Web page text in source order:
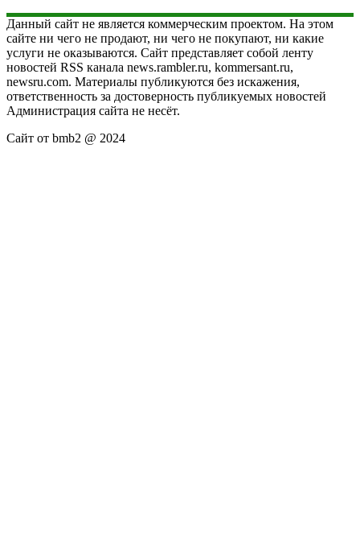
Данный сайт не является коммерческим проектом. На этом
сайте ни чего не продают, ни чего не покупают, ни какие
услуги не оказываются. Сайт представляет собой ленту
новостей RSS канала news.rambler.ru, kommersant.ru,
newsru.com. Материалы публикуются без искажения,
ответственность за достоверность публикуемых новостей
Администрация сайта не несёт.
Сайт от bmb2 @ 2024